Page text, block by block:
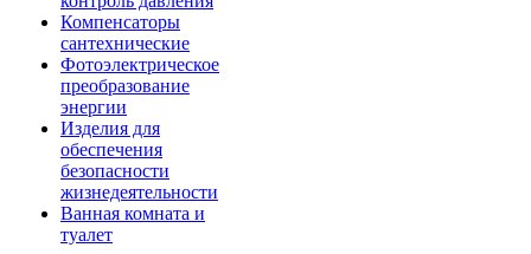
Компенсаторы
сантехнические
Фотоэлектрическое
преобразование
энергии
Изделия для
обеспечения
безопасности
жизнедеятельности
Ванная комната и
туалет